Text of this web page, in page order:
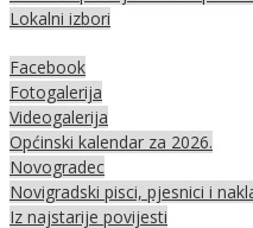
Lokalni izbori
Facebook
Fotogalerija
Videogalerija
Općinski kalendar za 2026.
Novogradec
Novigradski pisci, pjesnici i
Iz najstarije povijesti